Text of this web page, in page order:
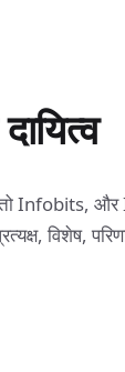
Infobits, और
विशेष,